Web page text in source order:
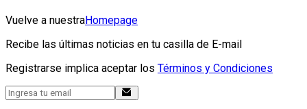
Vuelve a nuestraHomepage
Recibe las últimas noticias en tu casilla de E-mail
Registrarse implica aceptar los Términos y Condiciones